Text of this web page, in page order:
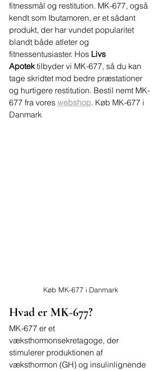
fitnessmål og restitution. MK-677, også
kendt som Ibutamoren, er et sådant
produkt, der har vundet popularitet
blandt både atleter og
fitnessentusiaster. Hos Livs
Apotek tilbyder vi MK-677, så du kan
tage skridtet mod bedre præstationer
og hurtigere restitution. Bestil nemt MK-
677 fra vores webshop. Køb MK-677 i
Danmark
Køb MK-677 i Danmark
Hvad er MK-677?
MK-677 er et
væksthormonsekretagoge, der
stimulerer produktionen af
væksthormon (GH) og insulinlignende